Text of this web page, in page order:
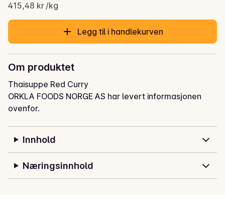
Gjeldende pris er: 34,90 kr
415,48 kr /kg
Legg til i handlekurven
Om produktet
Thaisuppe Red Curry
ORKLA FOODS NORGE AS har levert informasjonen
ovenfor.
Innhold
Næringsinnhold